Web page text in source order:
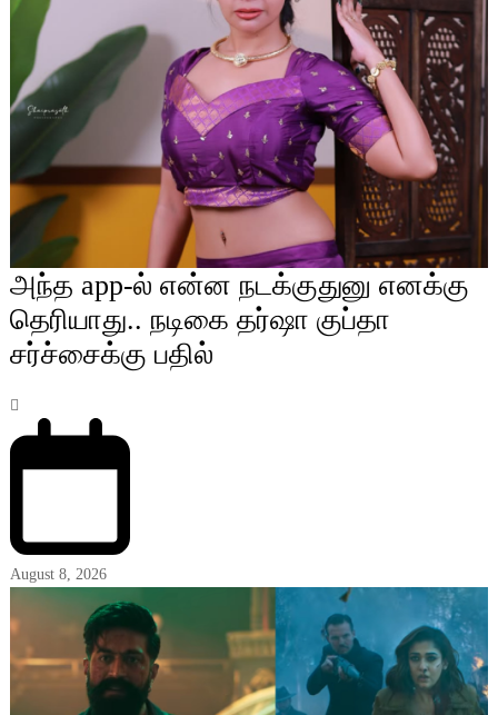
அந்த app-ல் என்ன நடக்குதுனு எனக்கு
தெரியாது.. நடிகை தர்ஷா குப்தா
சர்ச்சைக்கு பதில்
August 8, 2026